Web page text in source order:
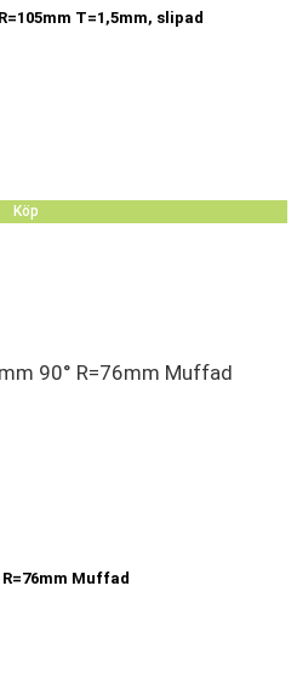
T=1,5mm, slipad
Köp
Muffad